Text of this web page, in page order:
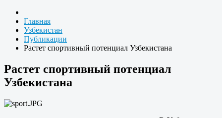
Главная
Узбекистан
Публикации
Растет спортивный потенциал Узбекистана
Растет спортивный потенциал
Узбекистана